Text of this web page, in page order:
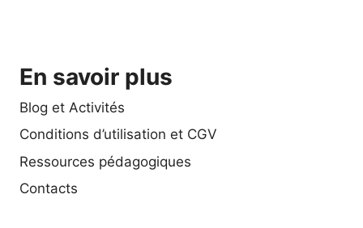
En savoir plus
Blog et Activités
Conditions d’utilisation et CGV
Ressources pédagogiques
Contacts